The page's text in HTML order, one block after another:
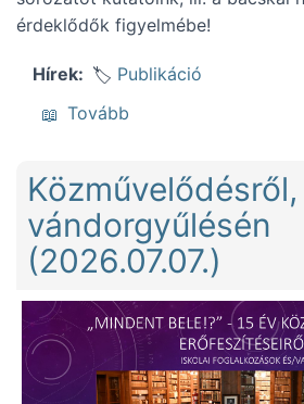
érdeklődők figyelmébe!
Hírek
Publikáció
Tovább
Közművelődésről,
vándorgyűlésén
(2026.07.07.)